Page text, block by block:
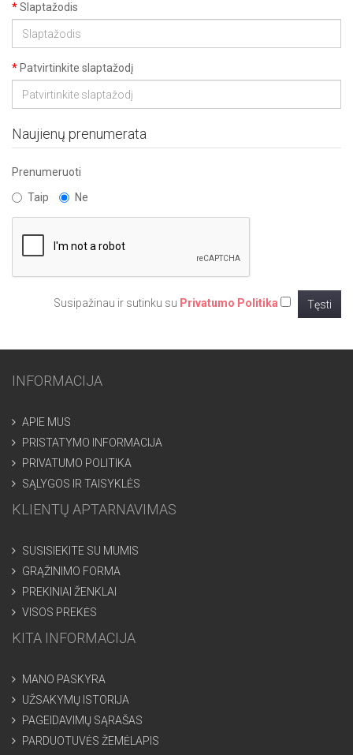
Slaptažodis
Patvirtinkite slaptažodį
Naujienų prenumerata
Prenumeruoti
Taip
Ne
Susipažinau ir sutinku su Privatumo Politika
INFORMACIJA
APIE MUS
PRISTATYMO INFORMACIJA
PRIVATUMO POLITIKA
SĄLYGOS IR TAISYKLĖS
KLIENTŲ APTARNAVIMAS
SUSISIEKITE SU MUMIS
GRĄŽINIMO FORMA
PREKINIAI ŽENKLAI
VISOS PREKĖS
KITA INFORMACIJA
MANO PASKYRA
UŽSAKYMŲ ISTORIJA
PAGEIDAVIMŲ SĄRAŠAS
PARDUOTUVĖS ŽEMĖLAPIS